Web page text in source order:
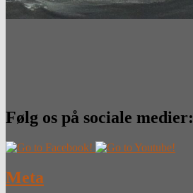
Følg os på sociale medier:
Meta